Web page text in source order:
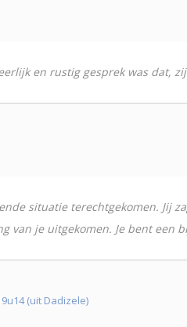
en rustig gesprek was dat,
situatie terechtgekomen. Jij
van je uitgekomen. Je bent een
(uit Dadizele)